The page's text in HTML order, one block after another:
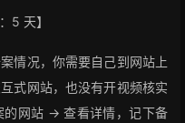
5 天】
情况，你需要自己到网站上
式网站，也没有开视频核实
网站 -> 查看详情，记下备